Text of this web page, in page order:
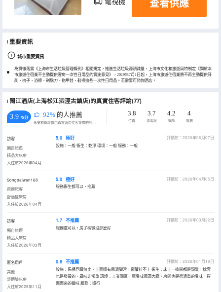
查看供應
重要資訊
城市重要資訊
為貫徹落實《上海市生活垃圾管理條例》相關規定，推進生活垃圾源頭減量，上海市文化和旅遊局特制定《關於本
市旅遊住宿業不主動提供客房一次性日用品的實施意見》，2019年7月1日起，上海市旅遊住宿業將不再主動提供牙
刷、梳子、浴擦、剃鬚刀、指甲銼、鞋擦這些一次性日用品。若需要可諮詢酒店。
閩江酒店(上海松江泗涇古鎮店)的真實住客評論(77)
3.9 /5分 92% 的人推薦
永安旅遊評價由真實酒店住客提供的評價。
3.8
位置
3.7
清潔度
4.2
服務
4
設施
訪客
獨自旅遊
精品大床房
入住於2026年04月
5.0 極好
評價於：2026年06月07日
設施：一般 衞生：乾淨 環境：一般 服務：一般
Songbaiwan168
商務旅客
舒適雙床房
入住於2026年04月
5.0 極好
評價於：2026年04月05日
服務衞生都可以、推薦
訪客
獨自旅遊
精品大床房
入住於2026年03月
1.7 不推薦
評價於：2026年03月22日
服務還可以，房子稍微沒那麼好
匿名用戶
其他
舒適雙床房
入住於2025年11月
0.8 不推薦
評價於：2026年01月19日
設施：馬桶巨臟無比，上面還有尿漬臟污，窗簾拉不上 衞生：床上一掀開都是頭髮，枕套
也是發黃的，異味非常重 環境：工業園區，腐臭味飄滿大廳，房間也是很濃重的臭味，撲
面而來的黴味 服務：還行